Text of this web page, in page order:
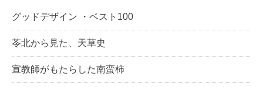
グッドデザイン ・ベスト100
苓北から見た、天草史
宣教師がもたらした南蛮柿